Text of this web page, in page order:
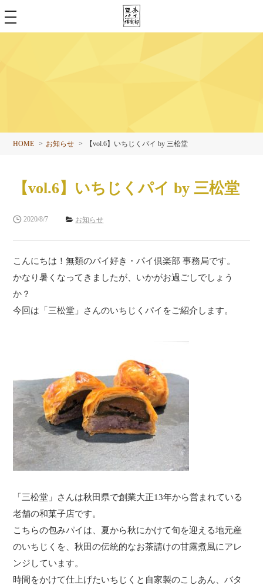
toggle
navigation
HOME お知らせ 【vol.6】いちじくパイ by 三松堂
【vol.6】いちじくパイ by 三松堂
2020/8/7 お知らせ
こんにちは！無類のパイ好き・パイ倶楽部 事務局です。
かなり暑くなってきましたが、いかがお過ごしでしょう
か？
今回は「三松堂」さんのいちじくパイをご紹介します。
「三松堂」さんは秋田県で創業大正13年から営まれている
老舗の和菓子店です。
こちらの包みパイは、夏から秋にかけて旬を迎える地元産
のいちじくを、秋田の伝統的なお茶請けの甘露煮風にアレ
ンジしています。
時間をかけて仕上げたいちじくと自家製のこしあん、バタ